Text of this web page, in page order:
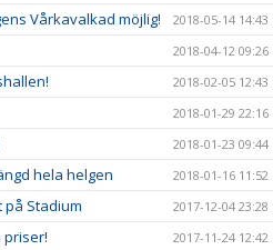
Vårkavalkad möjlig! 2018-05-14 14:43
2018-04-12 09:26
2018-02-05 12:43
2018-01-29 22:16
2018-01-23 09:44
hela helgen 2018-01-16 11:52
på Stadium 2017-12-04 23:28
priser! 2017-11-24 12:42